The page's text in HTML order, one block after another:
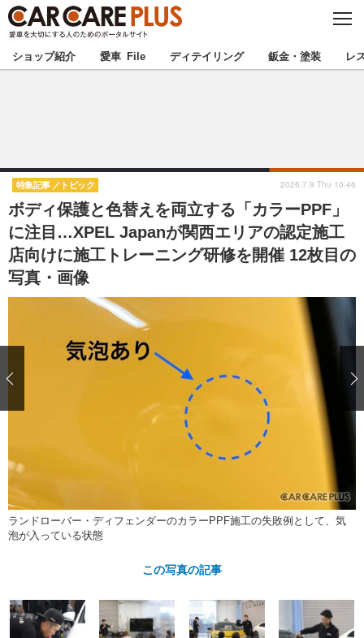
C
S
E
★カーケアプラス認定★ 厳選プロショップを地域から探す
甲信越 北陸
東海 関西
中国 四国
九州 沖縄
注目の記事
ストップ！不具合修理＆粗悪修理
洗車
コーティング
防錆
ストップ 不具合修理＆粗悪修理
カーメーカー「旧車」関連プロジェ
コラム
ショップ紹介
プロショップ検索
レストア
カーメーカー「旧車」関連プロジ
イベント
ショップ紹介 愛車 File ディテイリング 鈑金・塗装 レ
ボディ保護と色替えを両立する「カラーPPF」
に注目…XPEL Japanが関西エリアの認定施工
店向けに施工トレーニング研修を開催 12枚目の
写真・画像
特集記事 トピック 2026.7.9 Thu 10:46
ランドローバー・ディフェンダーのカラーPPF施工の失敗例として、気
泡が入っている状態
この写真の記事